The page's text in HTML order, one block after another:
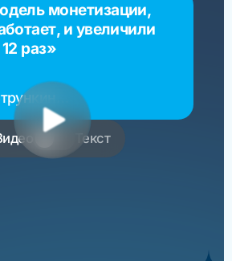
монетизации,
и увеличили
раз»
РосМигрант
Текст